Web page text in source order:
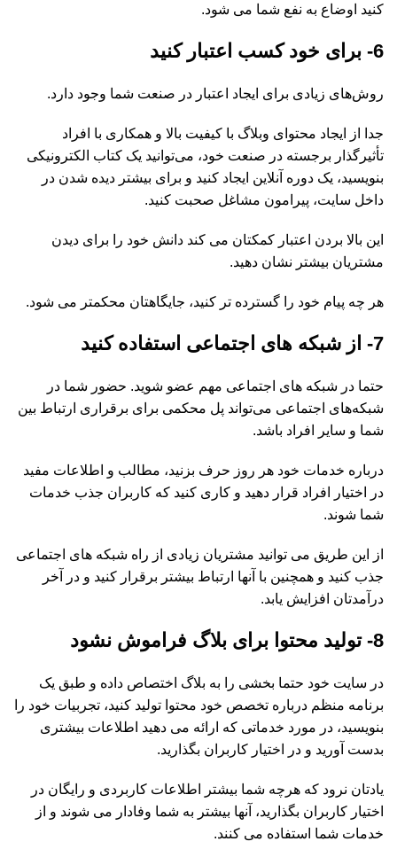
کنید اوضاع به نفع شما می شود.
6- برای خود کسب اعتبار کنید
روش‌های زیادی برای ایجاد اعتبار در صنعت شما وجود دارد.
جدا از ایجاد محتوای وبلاگ با کیفیت بالا و همکاری با افراد
تأثیرگذار برجسته در صنعت خود، می‌توانید یک کتاب الکترونیکی
بنویسید، یک دوره آنلاین ایجاد کنید و برای بیشتر دیده شدن در
داخل سایت، پیرامون مشاغل صحبت کنید.
این بالا بردن اعتبار کمکتان می کند دانش خود را برای دیدن
مشتریان بیشتر نشان دهید.
هر چه پیام خود را گسترده تر کنید، جایگاهتان محکمتر می شود.
7- از شبکه های اجتماعی استفاده کنید
حتما در شبکه های اجتماعی مهم عضو شوید. حضور شما در
شبکه‌های اجتماعی می‌تواند پل محکمی برای برقراری ارتباط بین
شما و سایر افراد باشد.
درباره خدمات خود هر روز حرف بزنید، مطالب و اطلاعات مفید
در اختیار افراد قرار دهید و کاری کنید که کاربران جذب خدمات
شما شوند.
از این طریق می توانید مشتریان زیادی از راه شبکه های اجتماعی
جذب کنید و همچنین با آنها ارتباط بیشتر برقرار کنید و در آخر
درآمدتان افزایش یابد.
8- تولید محتوا برای بلاگ فراموش نشود
در سایت خود حتما بخشی را به بلاگ اختصاص داده و طبق یک
برنامه منظم درباره تخصص خود محتوا تولید کنید، تجربیات خود را
بنویسید، در مورد خدماتی که ارائه می دهید اطلاعات بیشتری
بدست آورید و در اختیار کاربران بگذارید.
یادتان نرود که هرچه شما بیشتر اطلاعات کاربردی و رایگان در
اختیار کاربران بگذارید، آنها بیشتر به شما وفادار می شوند و از
خدمات شما استفاده می کنند.